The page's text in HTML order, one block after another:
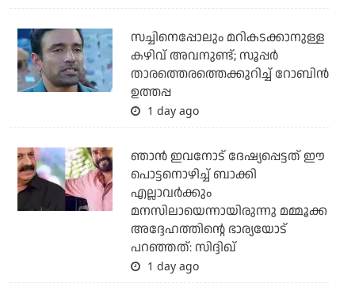
സച്ചിനെപ്പോലും മറികടക്കാനുള്ള
കഴിവ് അവനുണ്ട്; സൂപ്പര്‍
താരത്തെരത്തെക്കുറിച്ച് റോബിന്‍
ഉത്തപ്പ
1 day ago
ഞാന്‍ ഇവനോട് ദേഷ്യപ്പെട്ടത് ഈ
പൊട്ടനൊഴിച്ച് ബാക്കി
എല്ലാവര്‍ക്കും
മനസിലായെന്നായിരുന്നു മമ്മൂക്ക
അദ്ദേഹത്തിന്റെ ഭാര്യയോട്
പറഞ്ഞത്: സിദ്ദിഖ്
1 day ago